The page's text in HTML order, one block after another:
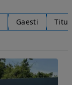
Gaesti Titu